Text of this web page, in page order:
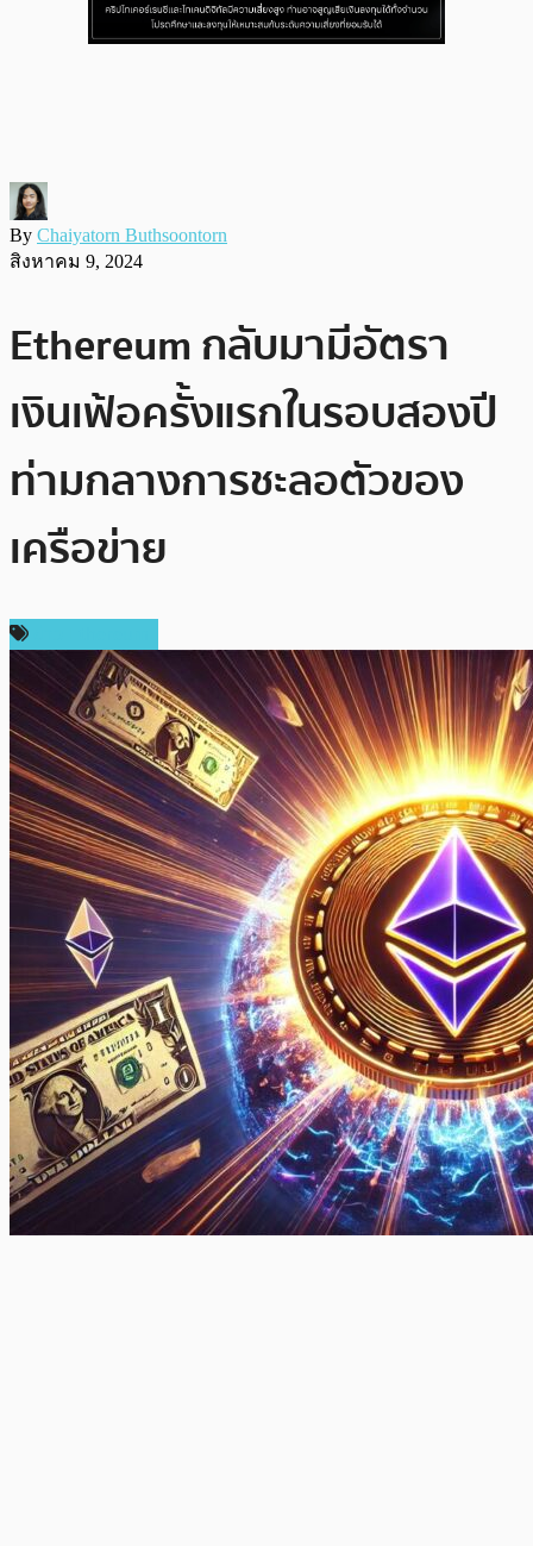
By Chaiyatorn Buthsoontorn
สิงหาคม 9, 2024
Ethereum กลับมามีอัตรา
เงินเฟ้อครั้งแรกในรอบสองปี
ท่ามกลางการชะลอตัวของ
เครือข่าย